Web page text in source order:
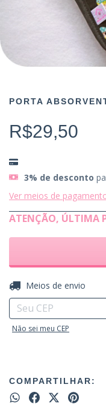
PORTA
R$29,50
3% de desconto
Ver meios de
ATENÇÃO, ÚLTIMA
Entregas para o CEP:
Meios de envio
Não sei meu CEP
COMPARTILHAR: